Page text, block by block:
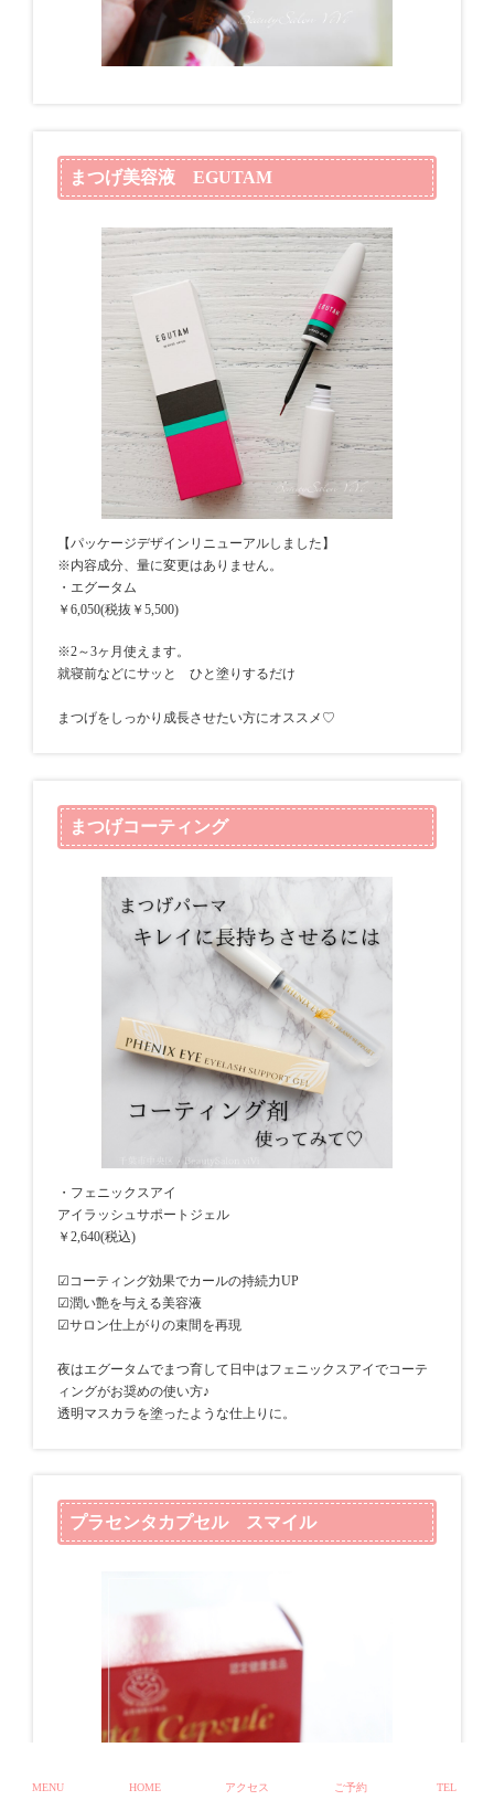
まつげ美容液 EGUTAM
【パッケージデザインリニューアルしました】
※内容成分、量に変更はありません。
・エグータム
￥6,050(税抜￥5,500)
※2～3ヶ月使えます。
就寝前などにサッと ひと塗りするだけ
まつげをしっかり成長させたい方にオススメ♡
まつげコーティング
・フェニックスアイ
アイラッシュサポートジェル
￥2,640(税込)
☑コーティング効果でカールの持続力UP
☑潤い艶を与える美容液
☑サロン仕上がりの束間を再現
夜はエグータムでまつ育して日中はフェニックスアイでコーテ
ィングがお奨めの使い方♪
透明マスカラを塗ったような仕上りに。
プラセンタカプセル スマイル
MENU HOME アクセス ご予約 TEL